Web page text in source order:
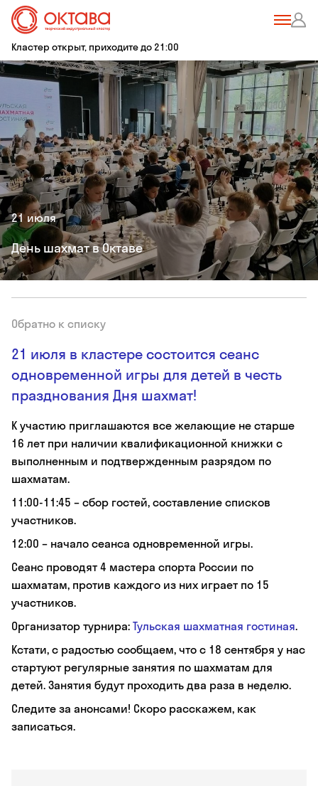
Кластер открыт, приходите до 21:00
21 июля
День шахмат в Октаве
21 июля в кластере состоится сеанс
одновременной игры для детей в честь
празднования Дня шахмат!
К участию приглашаются все желающие не старше
16 лет при наличии квалификационной книжки с
выполненным и подтвержденным разрядом по
шахматам.
11:00-11:45 – сбор гостей, составление списков
участников.
12:00 – начало сеанса одновременной игры.
Сеанс проводят 4 мастера спорта России по
шахматам, против каждого из них играет по 15
участников.
Организатор турнира: Тульская шахматная гостиная.
Кстати, с радостью сообщаем, что с 18 сентября у нас
стартуют регулярные занятия по шахматам для
детей. Занятия будут проходить два раза в неделю.
Следите за анонсами! Скоро расскажем, как
записаться.
Обратно к списку